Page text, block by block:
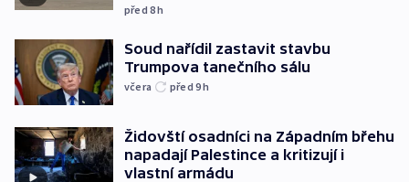
před 8h
Soud nařídil zastavit stavbu
Trumpova tanečního sálu
včera před 9h
Židovští osadníci na Západním břehu
napadají Palestince a kritizují i
vlastní armádu